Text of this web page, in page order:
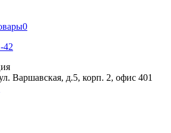
0
42
Варшавская, д.5, корп. 2, офис 401